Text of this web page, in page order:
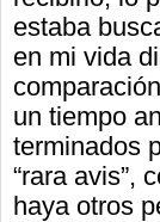
estaba
en mi vida
un tiempo
terminados
“rara avis”,
haya otros